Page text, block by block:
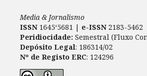
Media & Jornalismo
ISSN 1645‘5681 | e-ISSN2183-5462
Peridiocidade: Semestral (Fluxo
Depósito Legal: 186314/02
Nº de Registo ERC: 124296